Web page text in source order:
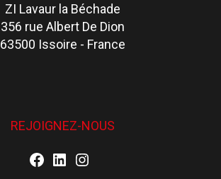
ZI Lavaur la Béchade
356 rue Albert De Dion
63500 Issoire - France
REJOIGNEZ-NOUS
Facebook
LinkedIn
Instagram